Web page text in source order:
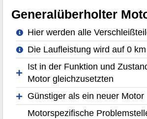
Generalüberholter
Hier werden alle
Die Laufleistung wird auf 0
Ist in der Funktion und
Motor gleichzusetzten
Günstiger als ein neuer Motor
Motorspezifische